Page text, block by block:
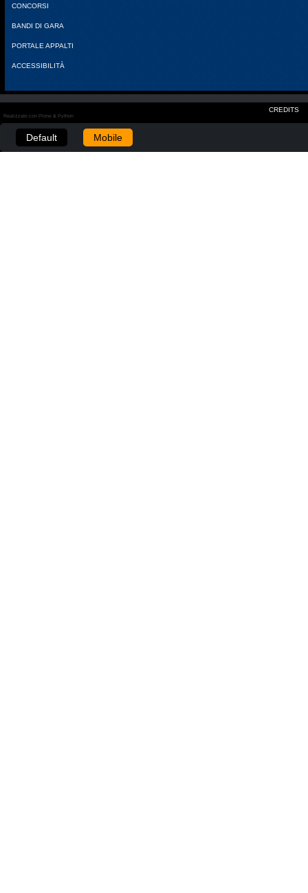
CONCORSI
BANDI DI GARA
PORTALE APPALTI
ACCESSIBILITÀ
CREDITS
Realizzato con Plone & Python
Default Mobile